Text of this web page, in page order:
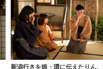
新潟行きを娘・環に伝えたりん、